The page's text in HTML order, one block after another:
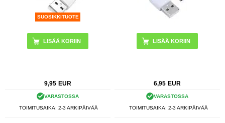
SUOSIKKITUOTE
9,95 EUR
VARASTOSSA
TOIMITUSAIKA: 2-3 ARKIPÄIVÄÄ
6,95 EUR
VARASTOSSA
TOIMITUSAIKA: 2-3 ARKIPÄIVÄÄ